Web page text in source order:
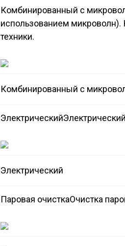
Комбинированный с
использованием
техники.
Комбинированный с
Электрический
Электрический
Паровая очисткаОчистка